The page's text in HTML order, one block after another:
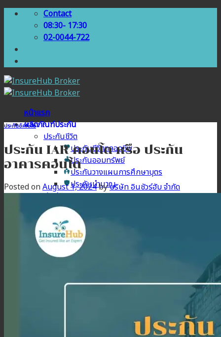
Skip
Contact
08:30- 17:30
02-0044-722
หน้าแรก
ผลิตภัณฑ์ประกัน
ประกันชีวิต
ประกันชีวิตตลอดชีพ
ประกันออมทรัพย์
ประกันวางแผนการศึกษาบุตร
ประกันบำนาญ
ประกันสุขภาพ
ประกันสุขภาพเบี้ยประหยัด
ประกันสุขภาพเหมาจ่าย
ประกันสุขภาพเด็กเล็ก
ประกันวางแผนคลอดบุตร
ประกันมะเร็ง
ประกันอัคคีภัย
ประกัน IAR คอนโด หรือ ประกัน
อาคารคอนโด
Posted onAugust 1, 2024byบริษัท อินชัวร์ฮับ จำกัด